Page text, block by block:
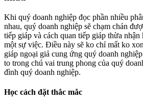
Khi quý doanh nghiệp đọc phần nhiều
nhau, quý doanh nghiệp sẽ chạm chán
tiếp giáp và cách quan tiếp giáp thừa
một sự việc. Điều này sẽ ko chỉ mất ko
giáp ngoại giả cung ứng quý doanh
to trong chú vai trung phong của quý
đình quý doanh nghiệp.
Học cách đặt thắc mắc